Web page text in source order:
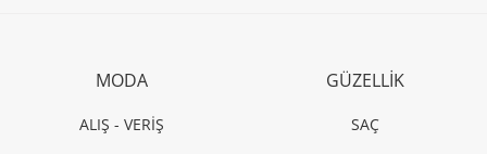
MODA
ALIŞ - VERİŞ
GÜZELLİK
SAÇ